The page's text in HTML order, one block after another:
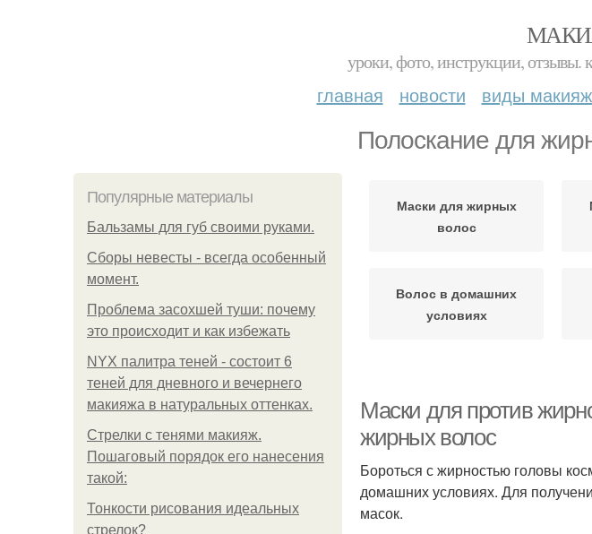
уроки, фото, инструкции, отзывы.
главная новости виды
Полоскание для
Популярные материалы
Бальзамы для губ своими руками.
Сборы невесты - всегда особенный
момент.
Проблема засохшей туши: почему
это происходит и как избежать
NYX палитра теней - состоит 6
теней для дневного и вечернего
макияжа в натуральных оттенках.
Стрелки с тенями макияж.
Пошаговый порядок его нанесения
такой:
Тонкости рисования идеальных
стрелок?
Маски для жирных
волос
Волос в домашних
условиях
Маски для против
жирных волос
Бороться с жирностью головы
домашних условиях. Для
масок.